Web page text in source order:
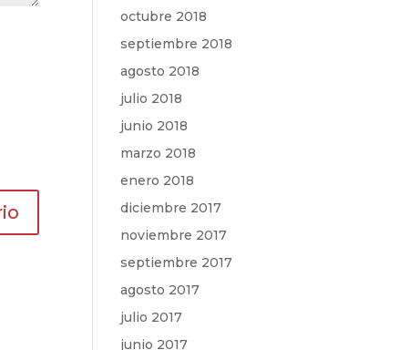
octubre 2018
septiembre 2018
agosto 2018
julio 2018
junio 2018
marzo 2018
enero 2018
diciembre 2017
noviembre 2017
septiembre 2017
agosto 2017
julio 2017
junio 2017